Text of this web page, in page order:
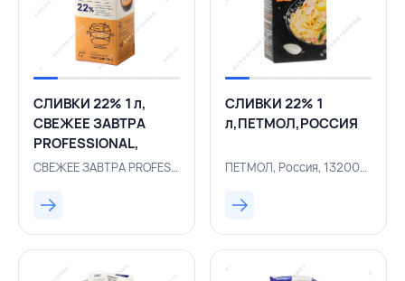
СЛИВКИ 22% 1 л,
СВЕЖЕЕ ЗАВТРА
PROFESSIONAL,
БЕЛАРУСЬ
СВЕЖЕЕ ЗАВТРА PROFESSIONAL, Белоруссия, 500003088
СЛИВКИ 22% 1
л,ПЕТМОЛ,РОССИЯ
ПЕТМОЛ, Россия, 132000223